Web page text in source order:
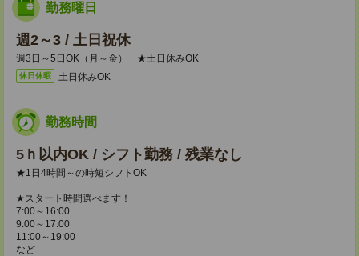
勤務曜日
週2～3 / 土日祝休
週3日～5日OK（月～金） ★土日休みOK
休日休暇 土日休みOK
勤務時間
5ｈ以内OK / シフト勤務 / 残業なし
★1日4時間～の時短シフトOK
★スタート時間選べます！
7:00～16:00
9:00～17:00
11:00～19:00
など